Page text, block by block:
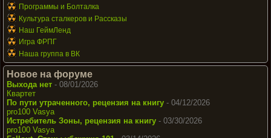
Программы и Болталка
Культура сталкеров и Рассказы
Наш ГеймЛенд
Игра ФРПГ
Наша группа в ВК
Новое на форуме
Выхода нет - 08/01/2026
Квартет
По пути утраченного, рецензия на книгу - 04/12/2026
pro100 Vasya
Истребитель Зоны, рецензия на книгу - 03/30/2026
pro100 Vasya